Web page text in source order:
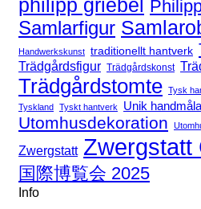
philipp griebel
Samlarfigur
Handwerkskunst traditionellt hantverk
Trädgårdsfigur Trädgårdskonst
Trädgårdstomte Tysk
Tyskland Tyskt hantverk Unik
Utomhusdekoration
Zwergstatt Zwergstatt
国際博覧会 2025
Info